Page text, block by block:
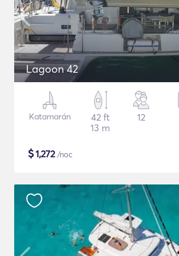
Lagoon 42
Katamarán
42 ft
13 m
12
$1,272/noc